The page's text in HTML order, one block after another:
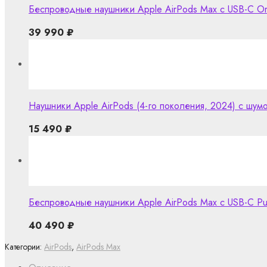
Категории: AirPods, AirPods Max
Беспроводные наушники Apple AirPods Max с USB-C
39 990 ₽
Наушники Apple AirPods (4-го поколения, 2024) с
15 490 ₽
Беспроводные наушники Apple AirPods Max с USB-C
40 490 ₽